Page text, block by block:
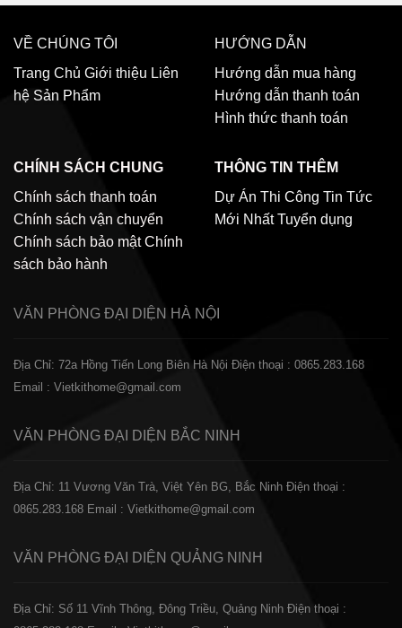
VỀ CHÚNG TÔI
Trang Chủ Giới thiệu Liên
hệ Sản Phẩm
HƯỚNG DẪN
Hướng dẫn mua hàng
Hướng dẫn thanh toán
Hình thức thanh toán
CHÍNH SÁCH CHUNG
Chính sách thanh toán
Chính sách vận chuyển
Chính sách bảo mật Chính
sách bảo hành
THÔNG TIN THÊM
Dự Án Thi Công Tin Tức
Mới Nhất Tuyển dụng
VĂN PHÒNG ĐẠI DIỆN HÀ NỘI
Địa Chỉ: 72a Hồng Tiến Long Biên Hà Nội Điện thoại : 0865.283.168
Email : Vietkithome@gmail.com
VĂN PHÒNG ĐẠI DIỆN BẮC NINH
Địa Chỉ: 11 Vương Văn Trà, Việt Yên BG, Bắc Ninh Điện thoại :
0865.283.168 Email : Vietkithome@gmail.com
VĂN PHÒNG ĐẠI DIỆN QUẢNG NINH
Địa Chỉ: Số 11 Vĩnh Thông, Đông Triều, Quảng Ninh Điện thoại :